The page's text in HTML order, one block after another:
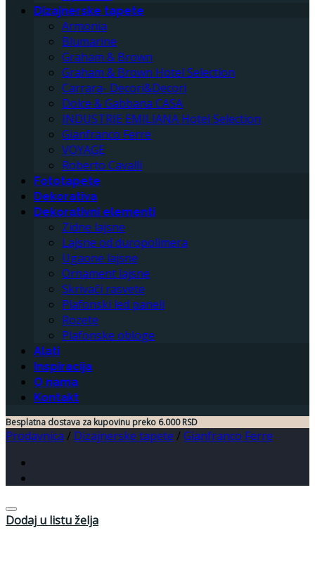
Dizajnerske tapete
Armonia
Blumarine
Graham & Brown
Graham & Brown Hotel Selection
Carrara- Decori&Decori
Dolce & Gabbana CASA
INDUSTRIE EMILIANA Hotel Selection
Gianfranco Ferre
VOYAGE
Roberto Cavalli
Fototapete
Dekorativa
Dekorativni elementi
Zidne lajsne
Lajsne od duropolimera
Ugaone lajsne
Ornament lajsne
Skrivači rasvete
Plafonski led paneli
Rozete
Plafonske obloge
Alati
Inspiracija
O nama
Kontakt
Besplatna dostava za kupovinu preko 6.000 RSD
Prodavnica / Dizajnerske tapete /Gianfranco Ferre
Dodaj u listu želja